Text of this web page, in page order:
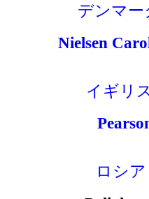
デンマ
Nielsen
イギリ
ロシ